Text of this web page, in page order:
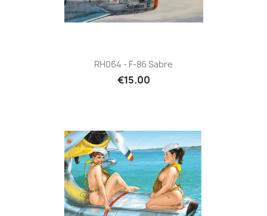
RH064 - F-86 Sabre
€15.00